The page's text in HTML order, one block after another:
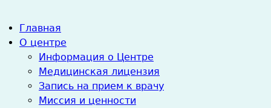
Главная
О центре
Информация о Центре
Медицинская лицензия
Запись на прием к врачу
Миссия и ценности